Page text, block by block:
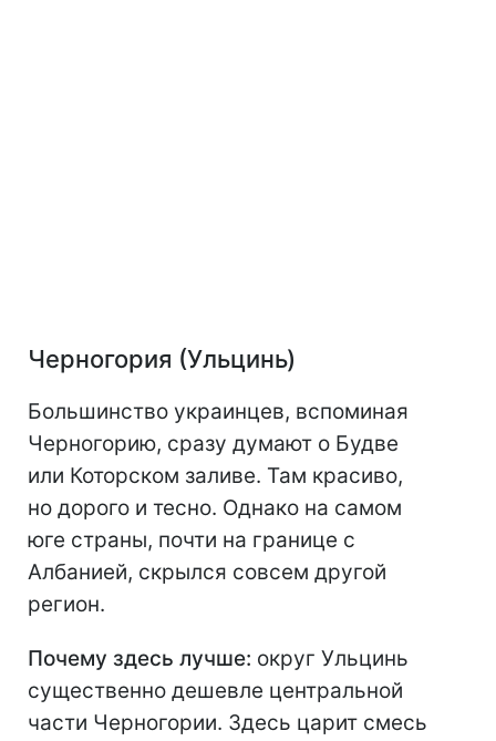
Черногория (Ульцинь)
Большинство украинцев, вспоминая
Черногорию, сразу думают о Будве
или Которском заливе. Там красиво,
но дорого и тесно. Однако на самом
юге страны, почти на границе с
Албанией, скрылся совсем другой
регион.
Почему здесь лучше: округ Ульцинь
существенно дешевле центральной
части Черногории. Здесь царит смесь